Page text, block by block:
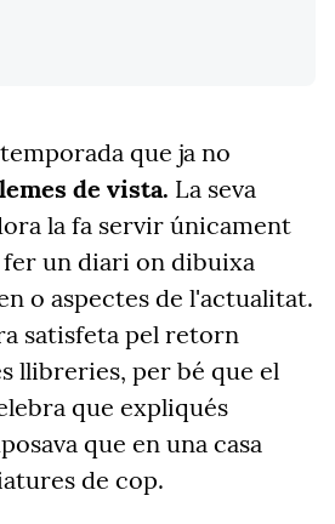
que ja no
de vista. La seva
la fa servir únicament
un diari on dibuixa
o aspectes de l'actualitat.
satisfeta pel retorn
llibreries, per bé que el
que expliqués
que en una casa
de cop.